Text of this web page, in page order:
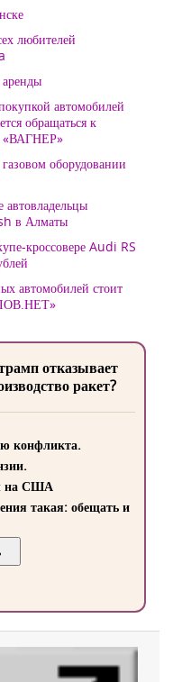
любителей
аренды
автомобилей
обращаться к
«ВАГНЕР»
оборудовании
в Алматы
кроссовере Audi RS
автомобилей стоит
отказывает
ракет?
конфликта.
на США
такая: обещать и